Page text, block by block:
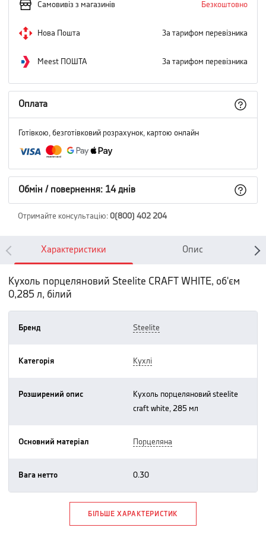
Самовивіз з магазинів Безкоштовно
Нова Пошта За тарифом перевізника
Meest ПОШТА За тарифом перевізника
Оплата
Готівкою, безготівковий розрахунок, картою онлайн
Обмін / повернення: 14 днів
Отримайте консультацію: 0(800) 402 204
Характеристики Опис
Кухоль порцеляновий Steelite CRAFT WHITE, об'єм
0,285 л, білий
Бренд steelite
Категорія кухлі
Розширений опис
кухоль порцеляновий steelite
craft white, 285 мл
Основний матеріал порцеляна
Вага нетто 0.30
БІЛЬШЕ ХАРАКТЕРИСТИК